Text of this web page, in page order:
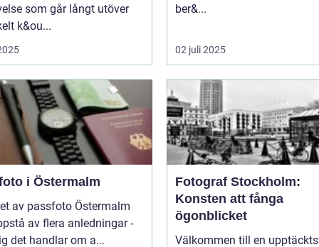
som går långt utöver
k&ou...
ber&...
02 juli 2025
i Östermalm
av passfoto Östermalm
av flera anledningar -
det handlar om a...
Fotograf Stockholm:
Konsten att fånga
ögonblicket
Välkommen till en